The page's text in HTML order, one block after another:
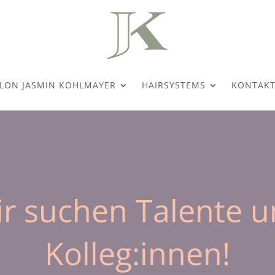
JASMIN KOHLMAYER HAIRSYSTEMS KONTAKT
suchen Talente
Kolleg:innen!